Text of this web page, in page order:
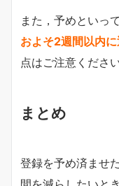
また，予めといっ
およそ2週間以内
点はご注意ください
まとめ
登録を予め済ませ